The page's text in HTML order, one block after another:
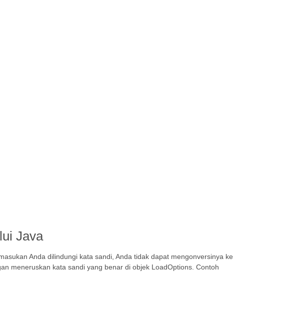
Java
Anda dilindungi kata sandi, Anda tidak dapat mengonversinya ke
meneruskan kata sandi yang benar di objek LoadOptions. Contoh